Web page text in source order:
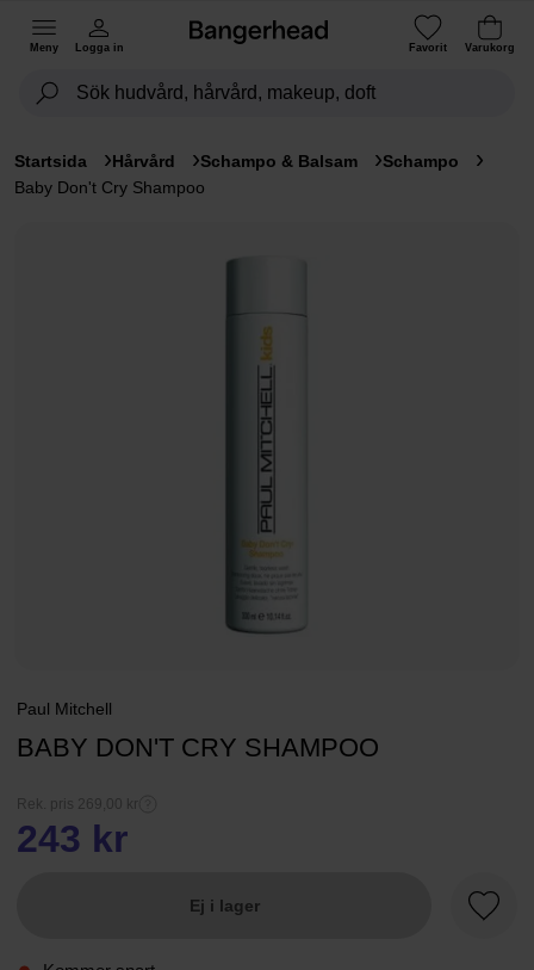
Meny Logga in Favorit Varukorg
Startsida Hårvård Schampo & Balsam
Schampo
Baby Don't Cry Shampoo
Paul Mitchell
BABY DON'T CRY SHAMPOO
Rek. pris 269,00 kr
243 kr
Ej i lager